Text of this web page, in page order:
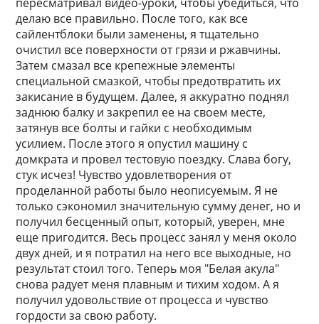
делаю все правильно. После того, как все
сайлентблоки были заменены, я тщательно
очистил все поверхности от грязи и ржавчины.
Затем смазал все крепежные элементы
специальной смазкой, чтобы предотвратить их
закисание в будущем. Далее, я аккуратно поднял
заднюю балку и закрепил ее на своем месте,
затянув все болты и гайки с необходимым
усилием. После этого я опустил машину с
домкрата и провел тестовую поездку. Слава богу,
стук исчез! Чувство удовлетворения от
проделанной работы было неописуемым. Я не
только сэкономил значительную сумму денег, но и
получил бесценный опыт, который, уверен, мне
еще пригодится. Весь процесс занял у меня около
двух дней, и я потратил на него все выходные, но
результат стоил того. Теперь моя "Белая акула"
снова радует меня плавным и тихим ходом. А я
получил удовольствие от процесса и чувство
гордости за свою работу.